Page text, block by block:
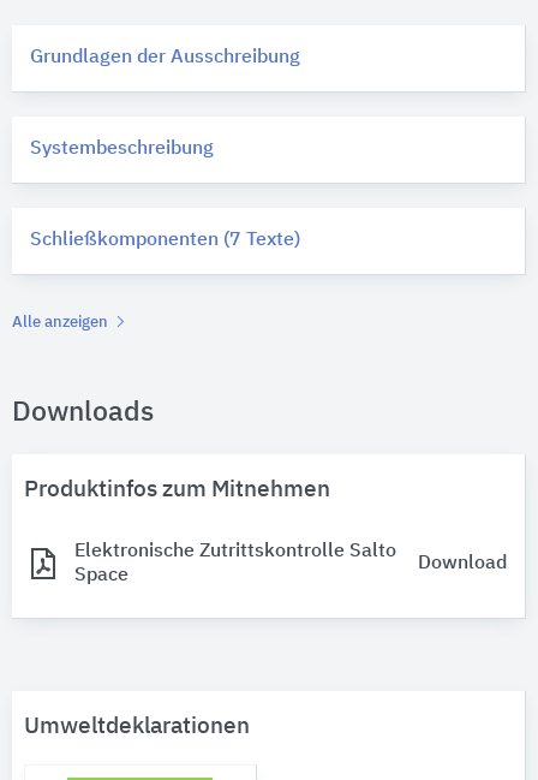
Grundlagen der Ausschreibung
Systembeschreibung
Schließkomponenten (7 Texte)
Alle anzeigen
Downloads
Produktinfos zum Mitnehmen
Elektronische Zutrittskontrolle Salto
Space
Download
Umweltdeklarationen